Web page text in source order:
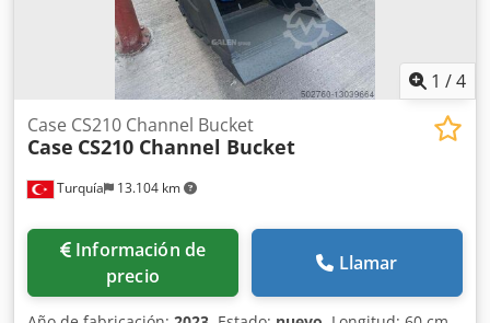
1 /4
Turquía 13.104 km
Case CS210 Channel Bucket
Case CS210 Channel Bucket
Información de
precio
Llamar